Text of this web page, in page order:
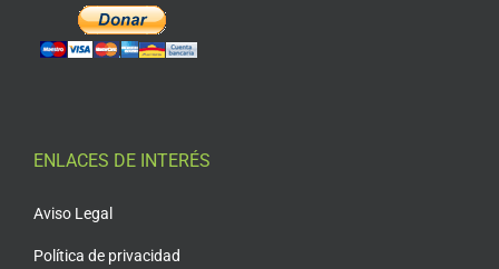
ENLACES DE INTERÉS
Aviso Legal
Política de privacidad